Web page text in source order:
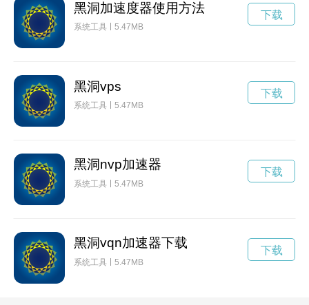
黑洞加速度器使用方法
系统工具 5.47MB
下载
黑洞vps
系统工具 5.47MB
下载
黑洞nvp加速器
系统工具 5.47MB
下载
黑洞vqn加速器下载
系统工具 5.47MB
下载